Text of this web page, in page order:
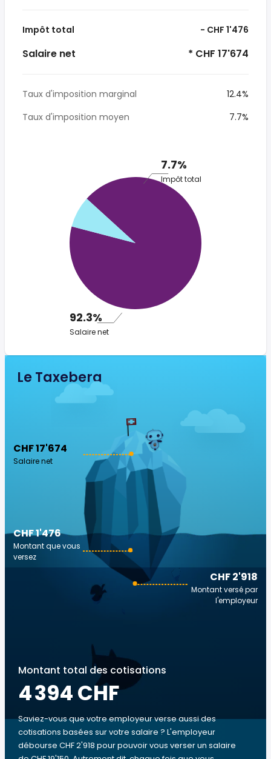
Impôt total - CHF 1'476
Salaire net * CHF 17'674
Taux d'imposition marginal
12.4%
Taux d'imposition moyen
7.7%
7.7%
Impôt total
92.3%
Salaire net
Le Taxeberg
CHF 17'674
Salaire net
CHF 2'918
Montant versé par
l'employeur
CHF 1'476
Montant que vous
versez
Montant total des cotisations
4 394 CHF
Saviez-vous que votre employeur verse aussi des
cotisations basées sur votre salaire ? L'employeur
débourse CHF 2'918 pour pouvoir vous verser un salaire